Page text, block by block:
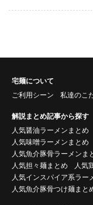
宅麺について
ご利用シーン
私達のこ
解説まとめ記事から探す
人気醤油ラーメンまとめ
人気味噌ラーメンまとめ
人気魚介豚骨ラーメンま
人気担々麺まとめ
人気
人気インスパイア系ラー
人気魚介豚骨つけ麺まと